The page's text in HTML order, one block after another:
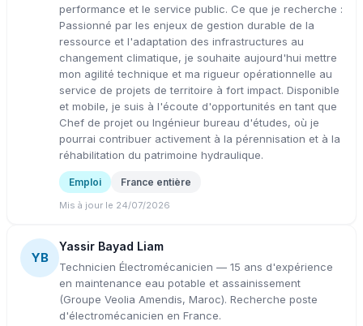
performance et le service public. Ce que je recherche :
Passionné par les enjeux de gestion durable de la
ressource et l'adaptation des infrastructures au
changement climatique, je souhaite aujourd'hui mettre
mon agilité technique et ma rigueur opérationnelle au
service de projets de territoire à fort impact. Disponible
et mobile, je suis à l'écoute d'opportunités en tant que
Chef de projet ou Ingénieur bureau d'études, où je
pourrai contribuer activement à la pérennisation et à la
réhabilitation du patrimoine hydraulique.
Emploi France entière
Mis à jour le 24/07/2026
YB
Yassir Bayad Liam
Technicien Électromécanicien — 15 ans d'expérience
en maintenance eau potable et assainissement
(Groupe Veolia Amendis, Maroc). Recherche poste
d'électromécanicien en France.